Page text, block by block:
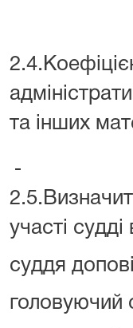
та інших
участі
суддя
головуючий